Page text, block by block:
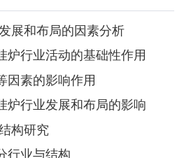
展和布局的因素分析
炉行业活动的基础性作用
因素的影响作用
炉行业发展和布局的影响
构研究
行业与结构